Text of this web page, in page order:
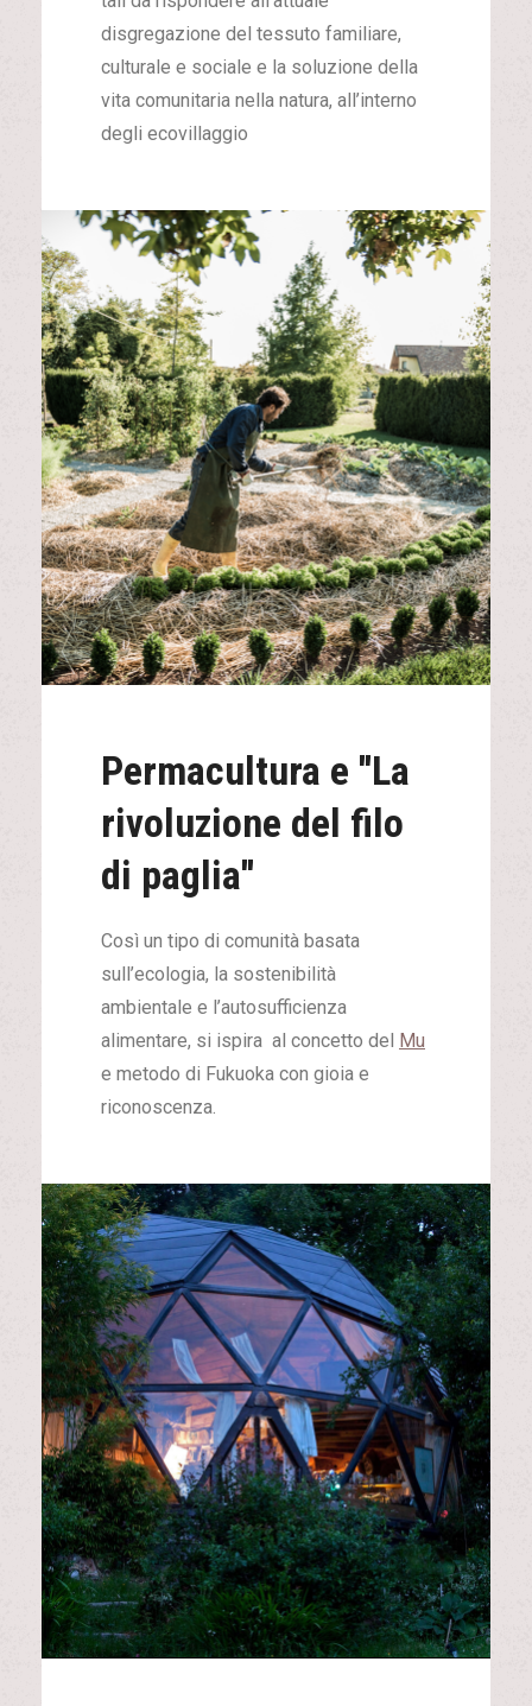
disgregazione del tessuto familiare,
culturale e sociale e la soluzione della
vita comunitaria nella natura, all’interno
degli ecovillaggio
Permacultura e ''La
rivoluzione del filo
di paglia''
Così un tipo di comunità basata
sull’ecologia, la sostenibilità
ambientale e l’autosufficienza
alimentare, si ispira al concetto del
Mu
e metodo di Fukuoka con gioia e
riconoscenza.